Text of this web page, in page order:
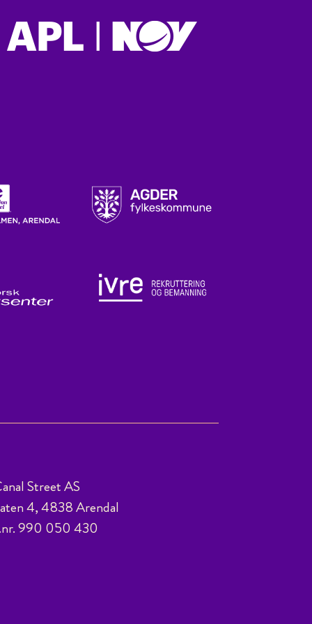
Street AS
4, 4838 Arendal
990 050 430